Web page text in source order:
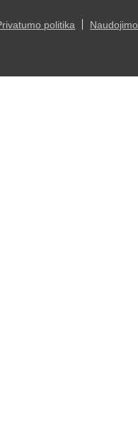
politika